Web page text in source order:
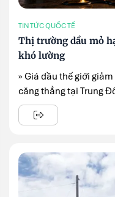
TIN TỨC QUỐC TẾ
Thị trường dầu mỏ
khó lường
» Giá dầu thế giới
căng thẳng tại Trung